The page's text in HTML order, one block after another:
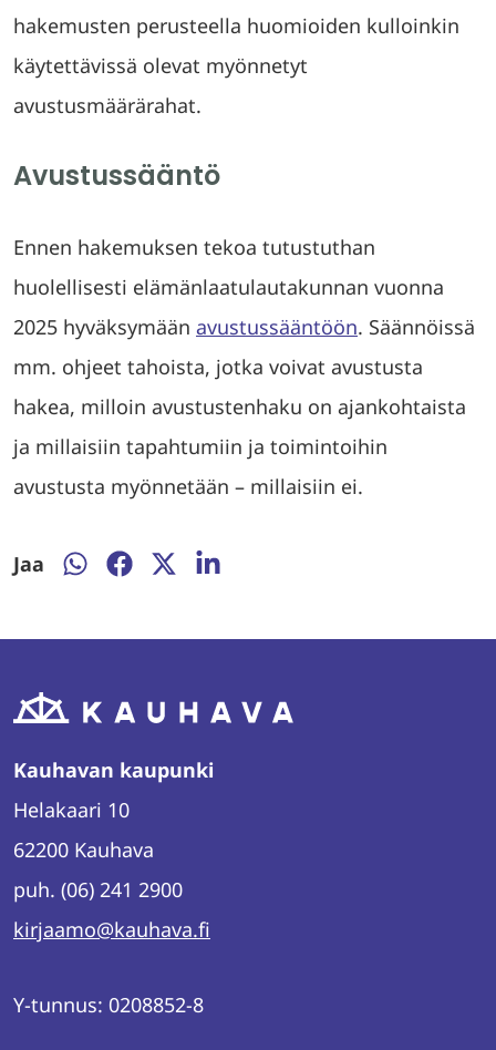
hakemusten perusteella huomioiden kulloinkin
käytettävissä olevat myönnetyt
avustusmäärärahat.
Avustussääntö
Ennen hakemuksen tekoa tutustuthan
huolellisesti elämänlaatulautakunnan vuonna
2025 hyväksymään avustussääntöön. Säännöissä
mm. ohjeet tahoista, jotka voivat avustusta
hakea, milloin avustustenhaku on ajankohtaista
ja millaisiin tapahtumiin ja toimintoihin
avustusta myönnetään – millaisiin ei.
Jaa
Jaa
Jaa
Jaa
Jaa
Kauhavan kaupunki
Helakaari 10
62200 Kauhava
puh. (06) 241 2900
kirjaamo@kauhava.fi
Y-tunnus: 0208852-8